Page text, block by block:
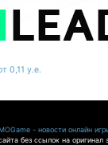
0,11 у.е.
- новости онлайн
без ссылок на оригинал